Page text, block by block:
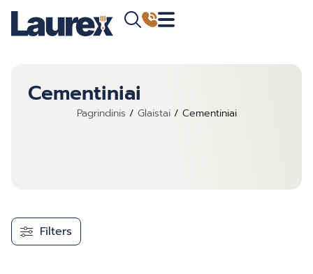
Cementiniai
Pagrindinis / Glaistai/ Cementiniai
Filters